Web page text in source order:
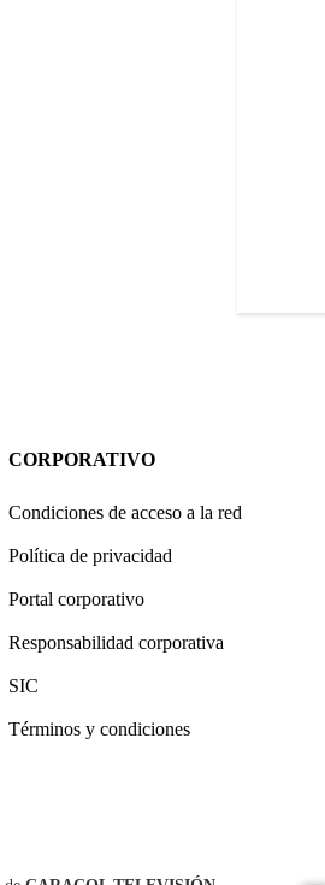
CORPORATIVO
Condiciones de acceso a la red
Política de privacidad
Portal corporativo
Responsabilidad corporativa
SIC
Términos y condiciones